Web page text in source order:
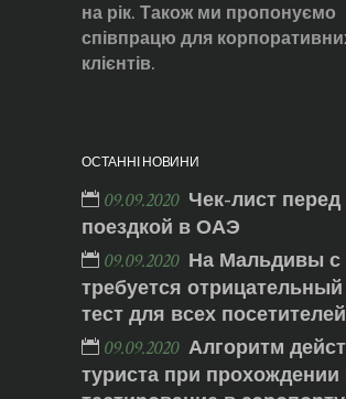
на рік. Також ми пропонуємо
співпрацю для
клієнтів.
ОСТАННІ НОВИНИ
09.09.2020 Чек-лист перед
поездкой в ОАЭ
09.09.2020 На Мальдивы с
требуется
тест для всех посетителей
09.09.2020 Алгоритм
туриста при